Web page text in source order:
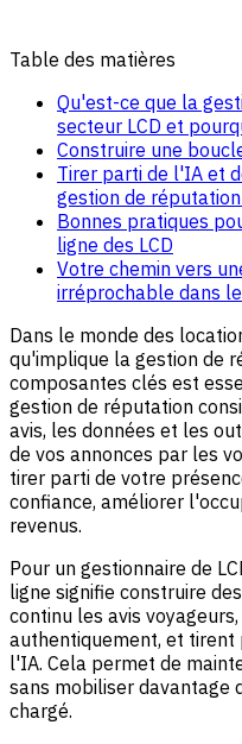
Table des matières
Qu'est-ce que la
secteur LCD et
Construire une
Tirer parti de l'IA et
gestion de réputation
Bonnes pratiques
ligne des LCD
Votre chemin vers
irréprochable dans
Dans le monde des
qu'implique la gestion de
composantes clés est
gestion de réputation
avis, les données et les
de vos annonces par les
tirer parti de votre
confiance, améliorer
revenus.
Pour un gestionnaire de
ligne signifie construire
continu les avis
authentiquement, et
l'IA. Cela permet de
sans mobiliser davantage
chargé.